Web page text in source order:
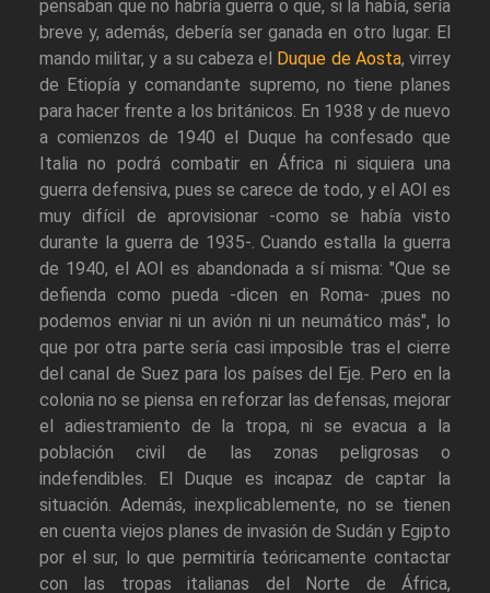
pensaban que no habría guerra o que, si la había, sería
breve y, además, debería ser ganada en otro lugar. El
mando militar, y a su cabeza el
Duque de Aosta, virrey
de Etiopía y comandante supremo, no tiene planes
para hacer frente a los británicos. En 1938 y de nuevo
a comienzos de 1940 el Duque ha confesado que
Italia no podrá combatir en África ni siquiera una
guerra defensiva, pues se carece de todo, y el AOI es
muy difícil de aprovisionar -como se había visto
durante la guerra de 1935-. Cuando estalla la guerra
de 1940, el AOI es abandonada a sí misma: "Que se
defienda como pueda -dicen en Roma- ;pues no
podemos enviar ni un avión ni un neumático más", lo
que por otra parte sería casi imposible tras el cierre
del canal de Suez para los países del Eje. Pero en la
colonia no se piensa en reforzar las defensas, mejorar
el adiestramiento de la tropa, ni se evacua a la
población civil de las zonas peligrosas o
indefendibles. El Duque es incapaz de captar la
situación. Además, inexplicablemente, no se tienen
en cuenta viejos planes de invasión de Sudán y Egipto
por el sur, lo que permitiría teóricamente contactar
con las tropas italianas del Norte de África,